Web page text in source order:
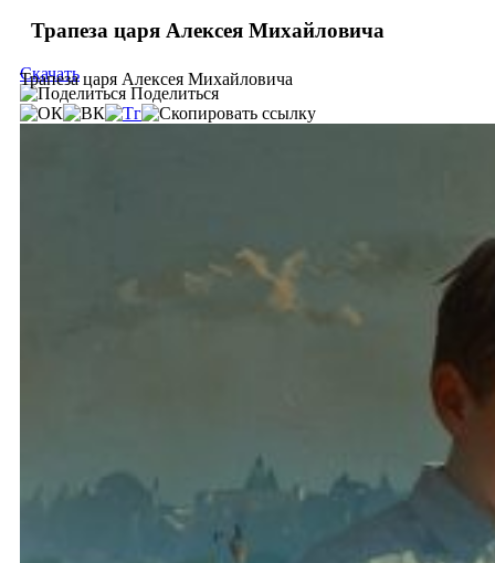
Трапеза царя Алексея Михайловича
Трапеза царя Алексея Михайловича
Скачать
Поделиться